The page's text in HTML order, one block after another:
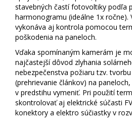
stavebných častí fotovoltiky podľa
harmonogramu (ideálne 1x ročne).
vykonáva aj kontrola pomocou
poškodenia na paneloch.
Vďaka spomínaným kamerám je
najčastejšídôvod zlyhania
nebezpečenstva požiaru tzv.
(prehrievanie článkov) na
v predstihu vymeniť. Pri použití
skontrolovať aj elektrické súčasti
konektory a elektro súčiastky v